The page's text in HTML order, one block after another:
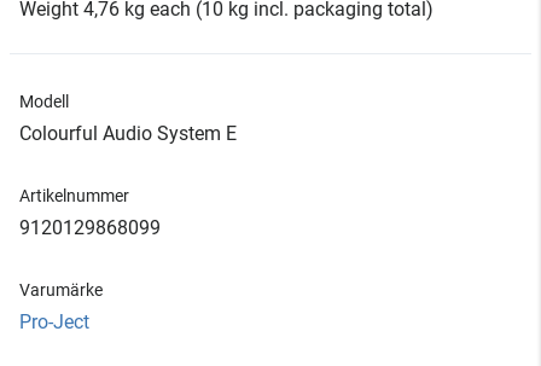
Weight 4,76 kg each (10 kg incl. packaging total)
Modell
Colourful Audio System E
Artikelnummer
9120129868099
Varumärke
Pro-Ject